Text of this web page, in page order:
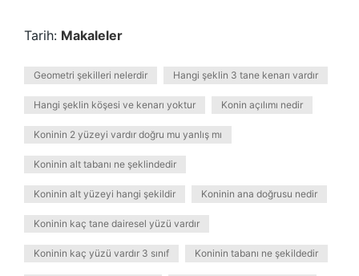
Tarih: Makaleler
Geometri şekilleri nelerdir Hangi şeklin 3 tane kenarı vardır
Hangi şeklin köşesi ve kenarı yoktur Konin açılımı nedir
Koninin 2 yüzeyi vardır doğru mu yanlış mı
Koninin alt tabanı ne şeklindedir
Koninin alt yüzeyi hangi şekildir Koninin ana doğrusu nedir
Koninin kaç tane dairesel yüzü vardır
Koninin kaç yüzü vardır 3 sınıf Koninin tabanı ne şekildedir